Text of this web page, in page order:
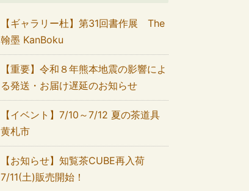
【ギャラリー杜】第31回書作展 The
翰墨 KanBoku
【重要】令和８年熊本地震の影響によ
る発送・お届け遅延のお知らせ
【イベント】7/10～7/12 夏の茶道具
黄札市
【お知らせ】知覧茶CUBE再入荷
7/11(土)販売開始！